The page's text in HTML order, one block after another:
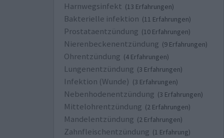
Harnwegsinfekt (13 Erfahrungen)
Bakterielle infektion (11 Erfahrungen)
Prostataentzündung (10 Erfahrungen)
Nierenbeckenentzündung (9 Erfahrungen)
Ohrentzündung (4 Erfahrungen)
Lungenentzündung (3 Erfahrungen)
Infektion (Wunde) (3 Erfahrungen)
Nebenhodenentzündung (3 Erfahrungen)
Mittelohrentzündung (2 Erfahrungen)
Mandelentzündung (2 Erfahrungen)
Zahnfleischentzündung (1 Erfahrung)